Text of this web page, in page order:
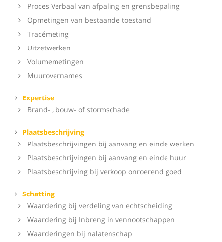
Proces Verbaal van afpaling en grensbepaling
Opmetingen van bestaande toestand
Tracémeting
Uitzetwerken
Volumemetingen
Muurovernames
Expertise
Brand- , bouw- of stormschade
Plaatsbeschrijving
Plaatsbeschrijvingen bij aanvang en einde werken
Plaatsbeschrijvingen bij aanvang en einde huur
Plaatsbeschrijving bij verkoop onroerend goed
Schatting
Waardering bij verdeling van echtscheiding
Waardering bij Inbreng in vennootschappen
Waarderingen bij nalatenschap